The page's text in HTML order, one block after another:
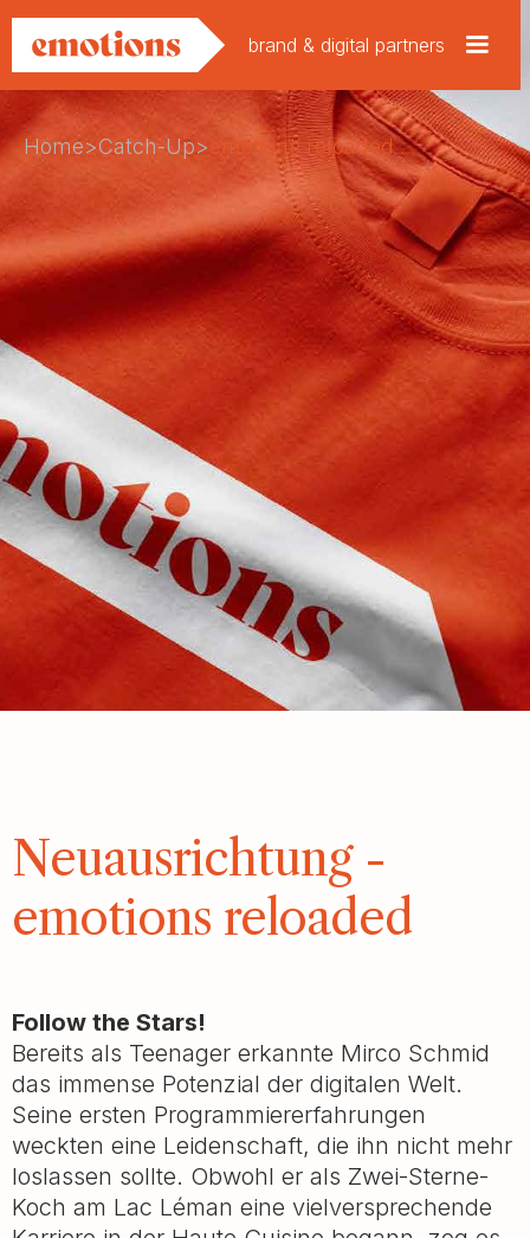
brand & digital partners
Home>Catch-Up> emotions reloaded
Neuausrichtung -
emotions reloaded
Follow the Stars!
Bereits als Teenager erkannte Mirco Schmid
das immense Potenzial der digitalen Welt.
Seine ersten Programmiererfahrungen
weckten eine Leidenschaft, die ihn nicht mehr
loslassen sollte. Obwohl er als Zwei-Sterne-
Koch am Lac Léman eine vielversprechende